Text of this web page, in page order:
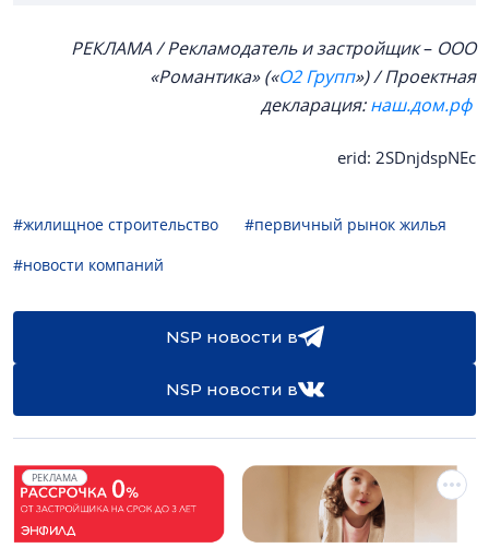
РЕКЛАМА / Рекламодатель и застройщик– ООО
«Романтика» («O2 Групп») / Проектная
декларация:наш.дом.рф
erid: 2SDnjdspNEc
#жилищное строительство
#первичный рынок жилья
#новости компаний
NSP новости в
NSP новости в
РЕКЛАМА